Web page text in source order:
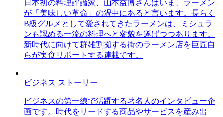
日本初の料理評論家、山本益博さんはいま、ラーメン
が「美味しい革命」の渦中にあると言います。長らく
B級グルメとして愛されてきたラーメンは、ミシュラ
ンも認める一流の料理へと変貌を遂げつつあります。
新時代に向けて群雄割拠する街のラーメン店を巨匠自
らが実食リポートする連載です。
ビジネス ストーリー
ビジネスの第一線で活躍する著名人のインタビュー企
画です。時代をリードする商品やサービスを産み出